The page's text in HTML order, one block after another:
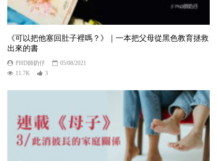
《可以把他塞回肚子裡嗎？》｜一本把父母從黑色教育拯救
出來的書
PHD師奶仔
05/08/2021
11.7K
3